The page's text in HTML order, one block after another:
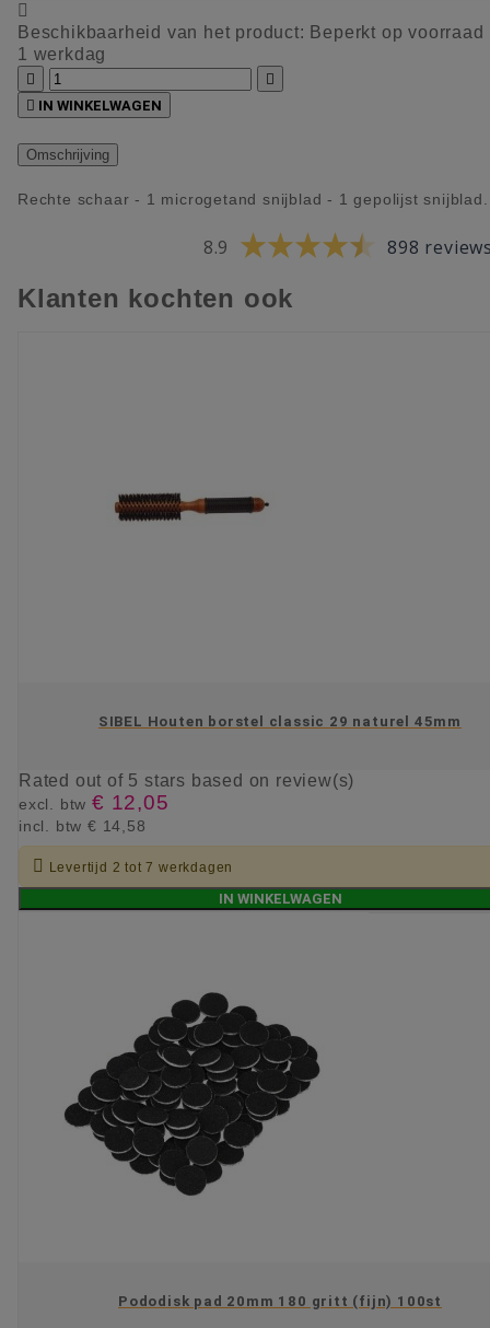

Beschikbaarheid van het product: Beperkt op voorraad
1 werkdag


 IN WINKELWAGEN
Omschrijving
Rechte schaar - 1 microgetand snijblad - 1 gepolijst snijblad.
8.9 898
Klanten kochten ook
SIBEL Houten borstel classic 29 naturel 45mm
Rated out of 5 stars based on review(s)
excl. btw € 12,05
incl. btw € 14,58
 Levertijd 2 tot 7 werkdagen
IN WINKELWAGEN
Pododisk pad 20mm 180 gritt (fijn) 100st